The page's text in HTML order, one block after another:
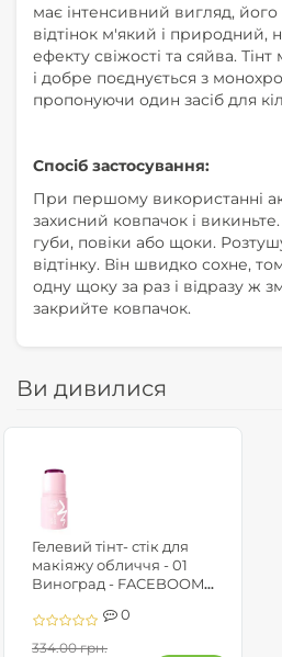
має інтенсивний вигляд,
відтінок м'який і природний,
ефекту свіжості та сяйва.
і добре поєднується з
пропонуючи один засіб для
Спосіб застосування:
При першому використанні
захисний ковпачок і
губи, повіки або щоки.
відтінку. Він швидко сохне,
одну щоку за раз і відразу ж
закрийте ковпачок.
Ви дивилися
Гелевий тінт- стік для
макіяжу обличчя - 01
Виноград - FACEBOOM
0
334.00 грн.